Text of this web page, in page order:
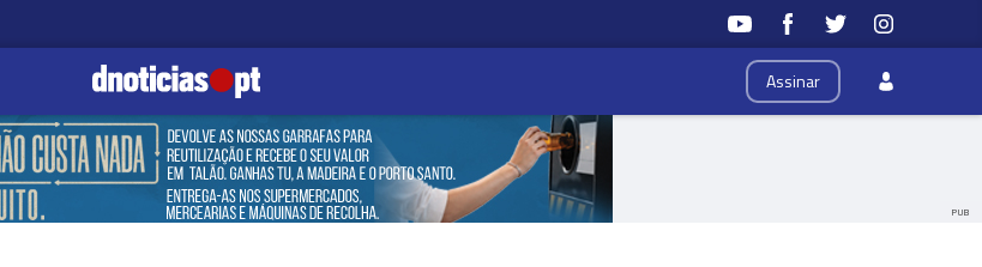
Assinar
PUB